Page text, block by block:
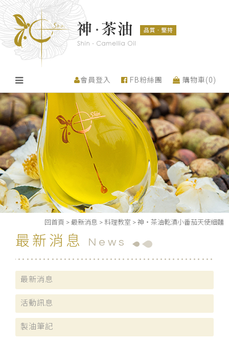
會員登入 FB粉絲團 購物車(0)
回首頁 > 最新消息 > 料理教室 > 神・茶油乾漬小番茄天使細麵
最新消息 News
最新消息
活動訊息
製油筆記